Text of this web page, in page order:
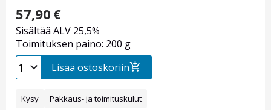
57,90 €
Sisältää ALV 25,5%
Toimituksen paino: 200 g
Lisää ostoskoriin
Kysy Pakkaus- ja toimituskulut